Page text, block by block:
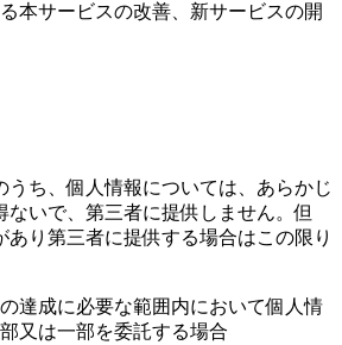
本サービスの改善、新サービスの開
うち、個人情報については、あらかじ
ないで、第三者に提供しません。但
あり第三者に提供する場合はこの限り
達成に必要な範囲内において個人情
又は一部を委託する場合